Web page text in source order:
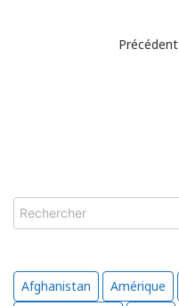
PaginationPrécédent
Rechercher
Afghanistan Amérique